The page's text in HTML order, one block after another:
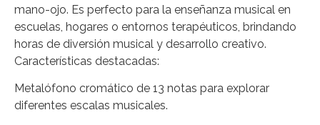
mano-ojo. Es perfecto para la enseñanza musical en
escuelas, hogares o entornos terapéuticos, brindando
horas de diversión musical y desarrollo creativo.
Características destacadas:
Metalófono cromático de 13 notas para explorar
diferentes escalas musicales.